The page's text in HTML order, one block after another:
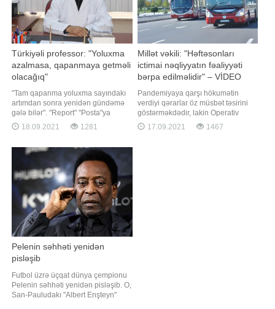
Türkiyəli professor: "Yoluxma
azalmasa, qapanmaya getməli
olacağıq"
"Tam qapanma yoluxma sayındakı
artımdan sonra yenidən gündəmə
gələ bilər". "Report" "Posta"ya
istinadən xəbər verir ki, bunu
türkiyəli professor Faruk Aydın
Qapanmaya getməmək üçün
mübarizə aparırıq. Amma yoluxma
sayını azalda bilməsək
18.09.2021 1281
Millət vəkili: "Həftəsonları
ictimai nəqliyyatın fəaliyyəti
bərpa edilməlidir" – VİDEO
Pandemiyaya qarşı hökumətin
verdiyi qərarlar öz müsbət təsirini
göstərməkdədir, lakin Operativ
Qərargah bəzi məsələlərin həlli
yönündə təcili tədbirlər görməlidir.
17.09.2021 1467
Pelenin səhhəti yenidən
pisləşib
Futbol üzrə üçqat dünya çempionu
Pelenin səhhəti yenidən pisləşib. O,
San-Pauludakı "Albert Enşteyn"